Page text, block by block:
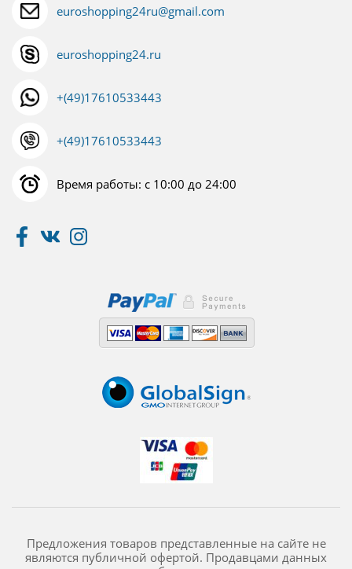
euroshopping24ru@gmail.com
euroshopping24.ru
+(49)17610533443
+(49)17610533443
Время работы: с 10:00 до 24:00
Предложения товаров представленные на сайте не
являются публичной офертой. Продавцами данных